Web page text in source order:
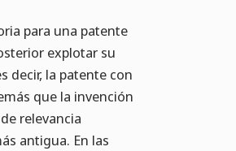
para una patente
explotar su
decir, la patente con
que la invención
relevancia
antigua. En las